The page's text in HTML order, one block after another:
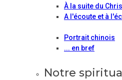
À la suite du
A l'écoute et à
Portrait chinois
... en bref
Notre